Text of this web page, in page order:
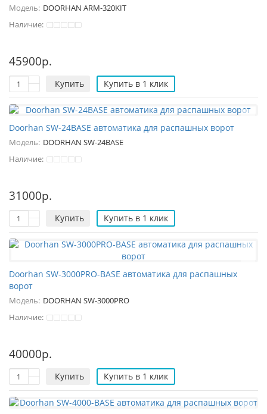
Модель: DOORHAN ARM-320KIT
Наличие:
45900р.
Купить Купить в 1 клик
Doorhan SW-24BASE автоматика для распашных ворот
Модель: DOORHAN SW-24BASE
Наличие:
31000р.
Купить Купить в 1 клик
Doorhan SW-3000PRO-BASE автоматика для распашных
ворот
Модель: DOORHAN SW-3000PRO
Наличие:
40000р.
Купить Купить в 1 клик